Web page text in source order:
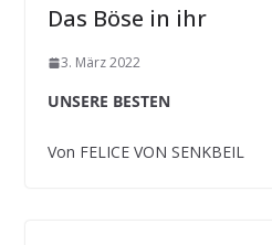
Das Böse in ihr
3. März 2022
UNSERE BESTEN
Von FELICE VON SENKBEIL